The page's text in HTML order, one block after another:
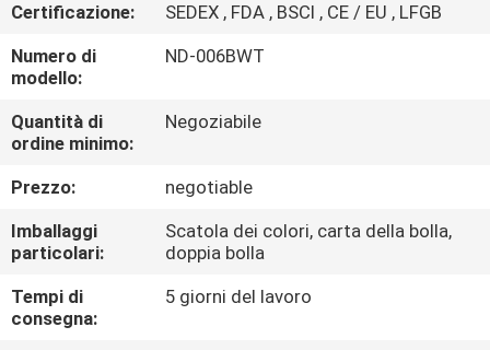
VISITA
DELLA
FABBRICA
CONTROLLO
DELLA
QUALITÀ
CONTATTACI
Certificazione:
SEDEX , FDA , BSCI , CE / EU , LFGB
Numero di
modello:
ND-006BWT
Quantità di
ordine minimo:
Negoziabile
Prezzo:
negotiable
Imballaggi
particolari:
Scatola dei colori, carta della bolla,
doppia bolla
Tempi di
consegna:
5 giorni del lavoro